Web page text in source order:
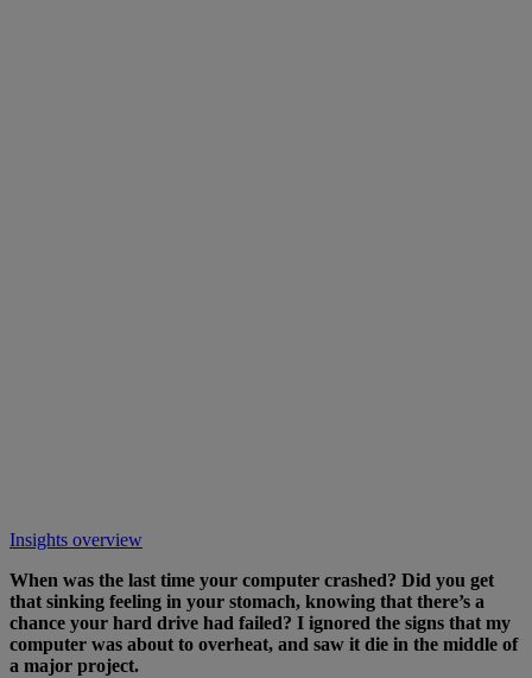
Insights overview
When was the last time your computer crashed? Did you get
that sinking feeling in your stomach, knowing that there’s a
chance your hard drive had failed? I ignored the signs that my
computer was about to overheat, and saw it die in the middle of
a major project.